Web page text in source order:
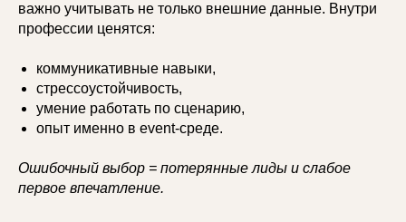
важно учитывать не только внешние данные. Внутри
профессии ценятся:
коммуникативные навыки,
стрессоустойчивость,
умение работать по сценарию,
опыт именно в event-среде.
Ошибочный выбор = потерянные лиды и слабое
первое впечатление.